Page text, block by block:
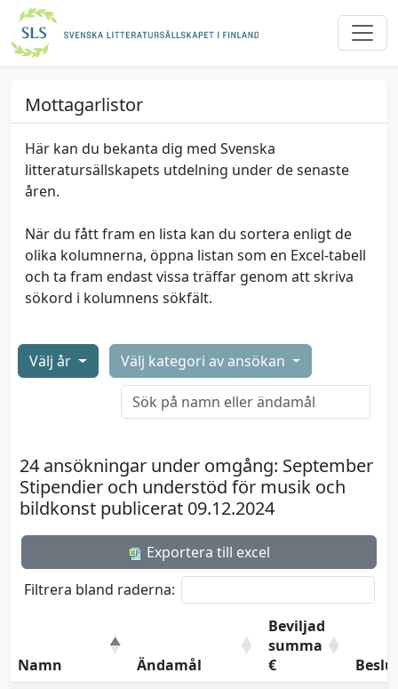
Mottagarlistor
Här kan du bekanta dig med Svenska
litteratursällskapets utdelning under de senaste
åren.
När du fått fram en lista kan du sortera enligt de
olika kolumnerna, öppna listan som en Excel-tabell
och ta fram endast vissa träffar genom att skriva
sökord i kolumnens sökfält.
Välj år Välj kategori av ansökan
24 ansökningar under omgång: September
Stipendier och understöd för musik och
bildkonst publicerat 09.12.2024
Exportera till excel
Filtrera bland raderna:
Namn Ändamål
Beviljad
summa
€